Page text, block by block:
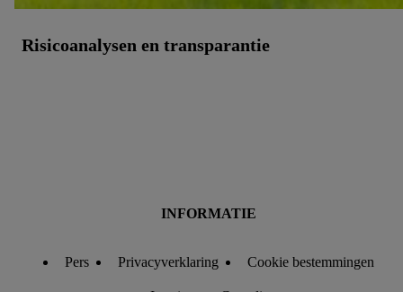
Risicoanalysen en transparantie
INFORMATIE
Pers Privacyverklaring Cookie bestemmingen